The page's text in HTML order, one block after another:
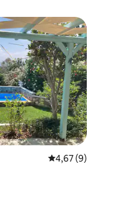
Prosječna ocjena:
4,67 (9)